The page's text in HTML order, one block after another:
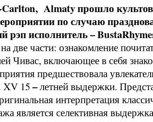
Almaty прошло
по случаю
рэп исполнитель –
две части: ознакомление
Чивас, включающее в себя
предшествовала
XV 15 –летней выдержки.
интерпретация
является селективная